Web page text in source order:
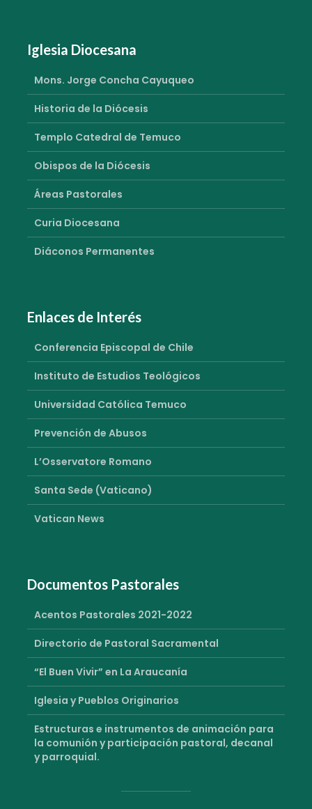
Iglesia Diocesana
Mons. Jorge Concha Cayuqueo
Historia de la Diócesis
Templo Catedral de Temuco
Obispos de la Diócesis
Áreas Pastorales
Curia Diocesana
Diáconos Permanentes
Enlaces de Interés
Conferencia Episcopal de Chile
Instituto de Estudios Teológicos
Universidad Católica Temuco
Prevención de Abusos
L’Osservatore Romano
Santa Sede (Vaticano)
Vatican News
Documentos Pastorales
Acentos Pastorales 2021-2022
Directorio de Pastoral Sacramental
“El Buen Vivir” en La Araucanía
Iglesia y Pueblos Originarios
Estructuras e instrumentos de animación para
la comunión y participación pastoral, decanal
y parroquial.